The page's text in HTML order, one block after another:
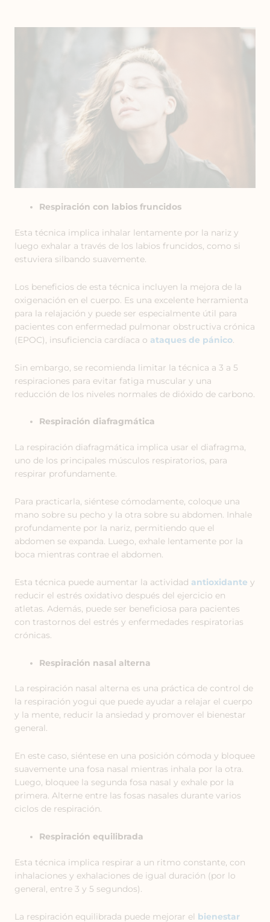
Respiración con labios fruncidos
Esta técnica implica inhalar lentamente por la nariz y
luego exhalar a través de los labios fruncidos, como si
estuviera silbando suavemente.
Los beneficios de esta técnica incluyen la mejora de la
oxigenación en el cuerpo. Es una excelente herramienta
para la relajación y puede ser especialmente útil para
pacientes con enfermedad pulmonar obstructiva crónica
(EPOC), insuficiencia cardíaca o ataques de pánico
Sin embargo, se recomienda limitar la técnica a 3 a 5
respiraciones para evitar fatiga muscular y una
reducción de los niveles normales de dióxido de carbono.
Respiración diafragmática
La respiración diafragmática implica usar el diafragma,
uno de los principales músculos respiratorios, para
respirar profundamente.
Para practicarla, siéntese cómodamente, coloque una
mano sobre su pecho y la otra sobre su abdomen. Inhale
profundamente por la nariz, permitiendo que el
abdomen se expanda. Luego, exhale lentamente por la
boca mientras contrae el abdomen.
Esta técnica puede aumentar la actividad antioxidante y
reducir el estrés oxidativo después del ejercicio en
atletas. Además, puede ser beneficiosa para pacientes
con trastornos del estrés y enfermedades respiratorias
crónicas.
Respiración nasal alterna
La respiración nasal alterna es una práctica de control de
la respiración yogui que puede ayudar a relajar el cuerpo
y la mente, reducir la ansiedad y promover el bienestar
general.
En este caso, siéntese en una posición cómoda y bloquee
suavemente una fosa nasal mientras inhala por la otra.
Luego, bloquee la segunda fosa nasal y exhale por la
primera. Alterne entre las fosas nasales durante varios
ciclos de respiración.
Respiración equilibrada
Esta técnica implica respirar a un ritmo constante, con
inhalaciones y exhalaciones de igual duración (por lo
general, entre 3 y 5 segundos).
La respiración equilibrada puede mejorar el bienestar